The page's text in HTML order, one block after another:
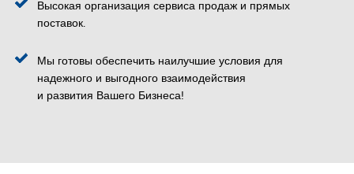
Высокая организация сервиса продаж и прямых
поставок.
Мы готовы обеспечить наилучшие условия для
надежного и выгодного взаимодействия
и развития Вашего Бизнеса!